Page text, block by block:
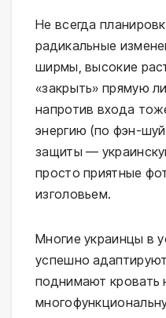
Не всегда
радикальные
ширмы, высокие
«закрыть» прямую
напротив входа
энергию (по фэн-
защиты —
просто приятные
изголовьем.
Многие украинцы в
успешно
поднимают кровать